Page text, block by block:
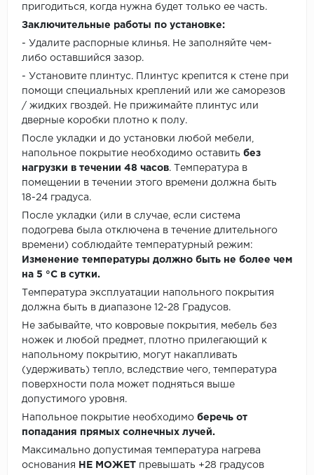
пригодиться, когда нужна будет только ее часть.
Заключительные работы по установке:
- Удалите распорные клинья. Не заполняйте чем-
либо оставшийся зазор.
- Установите плинтус. Плинтус крепится к стене при
помощи специальных креплений или же саморезов
/ жидких гвоздей. Не прижимайте плинтус или
дверные коробки плотно к полу.
После укладки и до установки любой мебели,
напольное покрытие необходимо оставить без
нагрузки в течении 48 часов. Температура в
помещении в течении этого времени должна быть
18-24 градуса.
После укладки (или в случае, если система
подогрева была отключена в течение длительного
времени) соблюдайте температурный режим:
Изменение температуры должно быть не более чем
на 5 °C в сутки.
Температура эксплуатации напольного покрытия
должна быть в диапазоне 12-28 Градусов.
Не забывайте, что ковровые покрытия, мебель без
ножек и любой предмет, плотно прилегающий к
напольному покрытию, могут накапливать
(удерживать) тепло, вследствие чего, температура
поверхности пола может подняться выше
допустимого уровня.
Напольное покрытие необходимо беречь от
попадания прямых солнечных лучей.
Максимально допустимая температура нагрева
основания
НЕ МОЖЕТ превышать +28 градусов